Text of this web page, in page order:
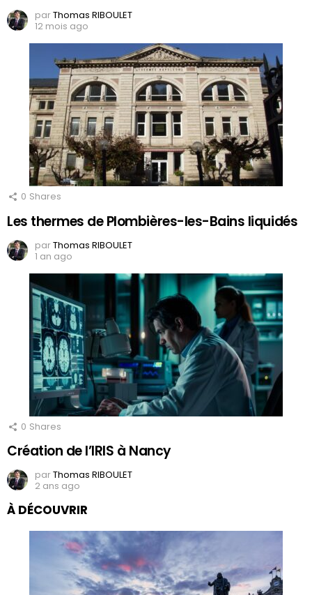
parThomas RIBOULET
12 mois ago
0 Shares
Les thermes de Plombières-les-Bains liquidés
parThomas RIBOULET
1 an ago
0 Shares
Création de l’IRIS à Nancy
parThomas RIBOULET
2 ans ago
À DÉCOUVRIR